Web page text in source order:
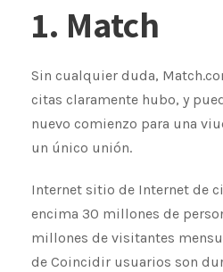
1. Match
Sin cualquier duda,
citas claramente hubo, y
nuevo comienzo para una
un único unión.
Internet sitio de Internet de
encima 30 millones de
millones de visitantes
de Coincidir usuarios son